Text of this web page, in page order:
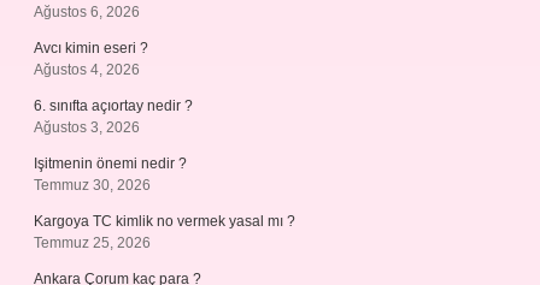
Ağustos 6, 2026
Avcı kimin eseri ?
Ağustos 4, 2026
6. sınıfta açıortay nedir ?
Ağustos 3, 2026
Işitmenin önemi nedir ?
Temmuz 30, 2026
Kargoya TC kimlik no vermek yasal mı ?
Temmuz 25, 2026
Ankara Çorum kaç para ?